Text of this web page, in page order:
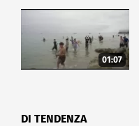
01:07
DI TENDENZA